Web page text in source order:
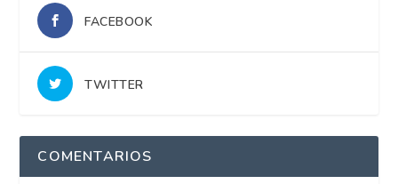
FACEBOOK
TWITTER
COMENTARIOS